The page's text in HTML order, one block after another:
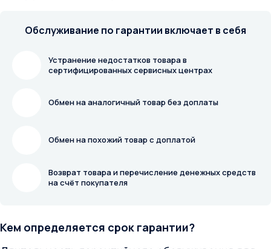
Обслуживание по гарантии включает в себя
Устранение недостатков товара в
сертифицированных сервисных центрах
Обмен на аналогичный товар без доплаты
Обмен на похожий товар с доплатой
Возврат товара и перечисление денежных средств
на счёт покупателя
Кем определяется срок гарантии?